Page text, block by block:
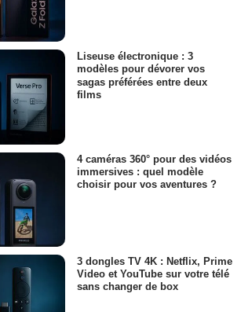
Liseuse électronique : 3
modèles pour dévorer vos
sagas préférées entre deux
films
4 caméras 360° pour des vidéos
immersives : quel modèle
choisir pour vos aventures ?
3 dongles TV 4K : Netflix, Prime
Video et YouTube sur votre télé
sans changer de box